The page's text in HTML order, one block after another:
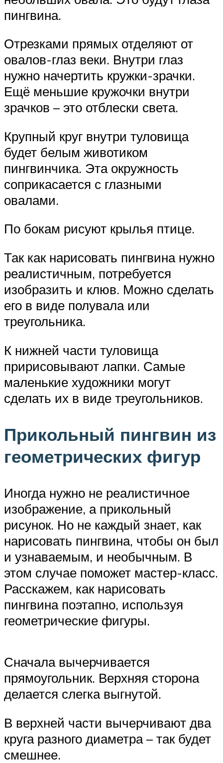
пингвина.
Отрезками прямых отделяют от
овалов-глаз веки. Внутри глаз
нужно начертить кружки-зрачки.
Ещё меньшие кружочки внутри
зрачков – это отблески света.
Крупный круг внутри туловища
будет белым животиком
пингвинчика. Эта окружность
соприкасается с глазными
овалами.
По бокам рисуют крылья птице.
Так как нарисовать пингвина нужно
реалистичным, потребуется
изобразить и клюв. Можно сделать
его в виде полувала или
треугольника.
К нижней части туловища
пририсовывают лапки. Самые
маленькие художники могут
сделать их в виде треугольников.
Прикольный пингвин из
геометрических фигур
Иногда нужно не реалистичное
изображение, а прикольный
рисунок. Но не каждый знает, как
нарисовать пингвина, чтобы он был
и узнаваемым, и необычным. В
этом случае поможет мастер-класс.
Расскажем, как нарисовать
пингвина поэтапно, используя
геометрические фигуры.
Сначала вычерчивается
прямоугольник. Верхняя сторона
делается слегка выгнутой.
В верхней части вычерчивают два
круга разного диаметра – так будет
смешнее.